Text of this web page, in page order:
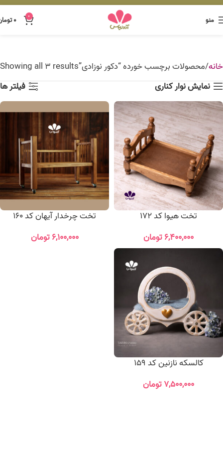
منو 0 ۰
خانه محصولات برچسب خورده “دکور نوزادی”Showing all 3 results
نمایش نوار کناری
فیلتر ها
تخت هیوا کد 172
۶,۴۰۰,۰۰۰تومان
تخت چرخدار آیهان کد 160
۶,۱۰۰,۰۰۰ تومان
کالسکه نازنین کد 159
۷,۵۰۰,۰۰۰تومان